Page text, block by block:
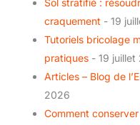
Sol stratifié :
craquement - 19
Tutoriels bricolage
pratiques - 19 juillet
Articles – Blog de
2026
Comment